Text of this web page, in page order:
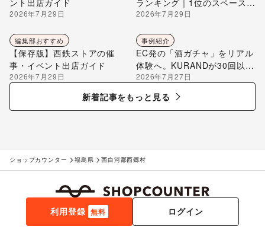
ント出店ガイド
2026年7月29日
ランキング｜1位のスペースを
編集部が解説
2026年7月29日
編集部おすすめ
【保存版】西鉄ストアの催
事・イベント出店ガイド
2026年7月29日
事例紹介
EC発の「酒ガチャ」をリアル
体験へ。KURANDが30回以上
のポップアップ出店で届け
る“新しいお酒との出会い”
2026年7月27日
新着記事をもっと見る
ショップカウンター 福島県 西白河郡西郷村
利用登録 無料 ログイン